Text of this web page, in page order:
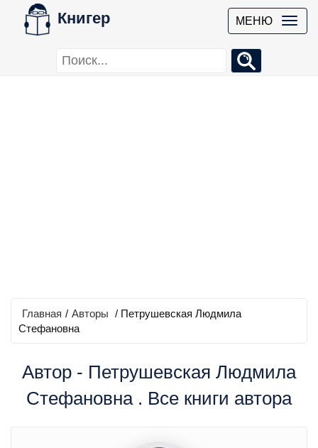
Книгер МЕНЮ
Главная / Авторы / Петрушевская Людмила
Стефановна
Автор - Петрушевская Людмила
Стефановна . Все книги автора